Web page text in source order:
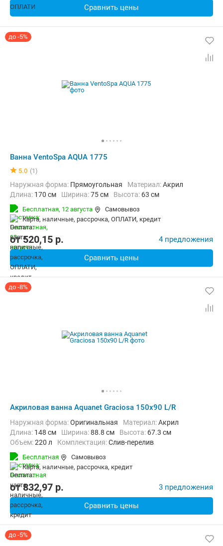
Сравнить цены
до -5%
Ванна VentoSpa AQUA 1775
5.0 (1)
Наружная форма: Прямоугольная Материал:Акрил
Длина: 170 см Ширина:75 см Высота: 63 см
Бесплатная, 12 августа
Самовывоз
карта, наличные, рассрочка, ОПЛАТИ, кредит
от520,15 p. 4 предложения
Сравнить цены
до -8%
Акриловая ванна Aquanet Graciosa 150x90 L/R
Наружная форма:Оригинальная Материал:Акрил
Длина: 148 см Ширина:88.8 см Высота: 67.3 см
Объем:220 л Комплектация:Слив-перелив
Бесплатная
Самовывоз
карта, наличные, рассрочка, кредит
от832,97 p. 3 предложения
Сравнить цены
до -5%